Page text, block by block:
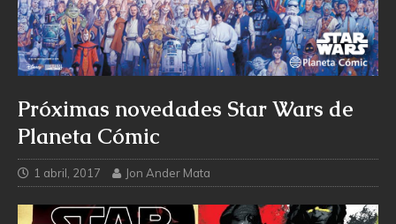
Próximas novedades Star Wars de
Planeta Cómic
1 abril, 2017 Jon Ander Mata